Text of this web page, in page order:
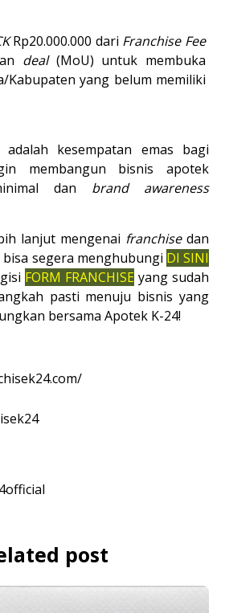
Rp20.000.000 dari Franchise Fee
deal (MoU) untuk membuka
Kabupaten yang belum memiliki
kesempatan emas bagi
membangun bisnis apotek
dan brand awareness
lanjut mengenai franchise dan
segera menghubungi DI SINI
FORM FRANCHISE yang sudah
pasti menuju bisnis yang
bersama Apotek K-24!
post